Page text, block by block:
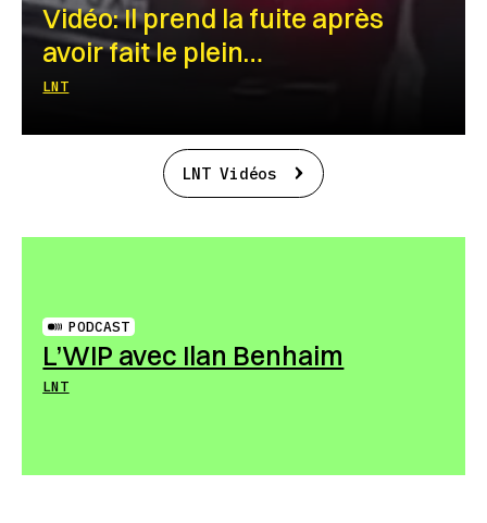
Vidéo: Il prend la fuite après
avoir fait le plein…
LNT
LNT Vidéos
PODCAST
L’WIP avec Ilan Benhaim
LNT